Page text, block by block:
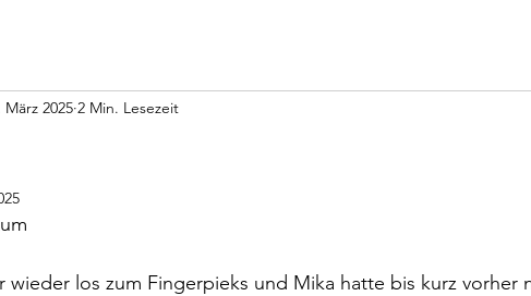
März 2025 2 Min. Lesezeit
wieder los zum Fingerpieks und Mika hatte bis kurz vorher